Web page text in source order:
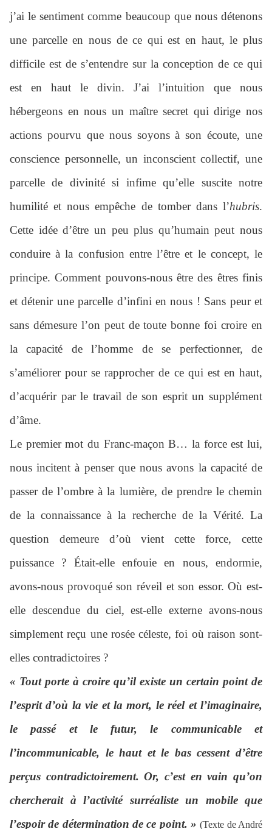
j’ai le sentiment comme beaucoup que nous détenons
une parcelle en nous de ce qui est en haut, le plus
difficile est de s’entendre sur la conception de ce qui
est en haut le divin. J’ai l’intuition que nous
hébergeons en nous un maître secret qui dirige nos
actions pourvu que nous soyons à son écoute, une
conscience personnelle, un inconscient collectif, une
parcelle de divinité si infime qu’elle suscite notre
humilité et nous empêche de tomber dans l’hubris.
Cette idée d’être un peu plus qu’humain peut nous
conduire à la confusion entre l’être et le concept, le
principe. Comment pouvons-nous être des êtres finis
et détenir une parcelle d’infini en nous ! Sans peur et
sans démesure l’on peut de toute bonne foi croire en
la capacité de l’homme de se perfectionner, de
s’améliorer pour se rapprocher de ce qui est en haut,
d’acquérir par le travail de son esprit un supplément
d’âme.
Le premier mot du Franc-maçon B… la force est lui,
nous incitent à penser que nous avons la capacité de
passer de l’ombre à la lumière, de prendre le chemin
de la connaissance à la recherche de la Vérité. La
question demeure d’où vient cette force, cette
puissance ? Était-elle enfouie en nous, endormie,
avons-nous provoqué son réveil et son essor. Où est-
elle descendue du ciel, est-elle externe avons-nous
simplement reçu une rosée céleste, foi où raison sont-
elles contradictoires ?
« Tout porte à croire qu’il existe un certain point de
l’esprit d’où la vie et la mort, le réel et l’imaginaire,
le passé et le futur, le communicable et
l’incommunicable, le haut et le bas cessent d’être
perçus contradictoirement. Or, c’est en vain qu’on
chercherait à l’activité surréaliste un mobile que
l’espoir de détermination de ce point. »(Texte de André